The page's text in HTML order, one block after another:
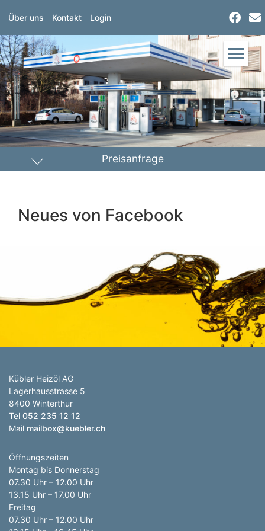
Über uns Kontakt Login
Preisanfrage
PLZ Lieferort
Neues von Facebook
Kübler Heizöl AG
Lagerhausstrasse 5
8400 Winterthur
Tel 052 235 12 12
Mail mailbox@kuebler.ch
Öffnungszeiten
Montag bis Donnerstag
07.30 Uhr – 12.00 Uhr
13.15 Uhr – 17.00 Uhr
Freitag
07.30 Uhr – 12.00 Uhr